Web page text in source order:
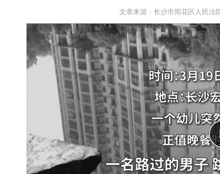
文章来源：长沙市雨花区人民法